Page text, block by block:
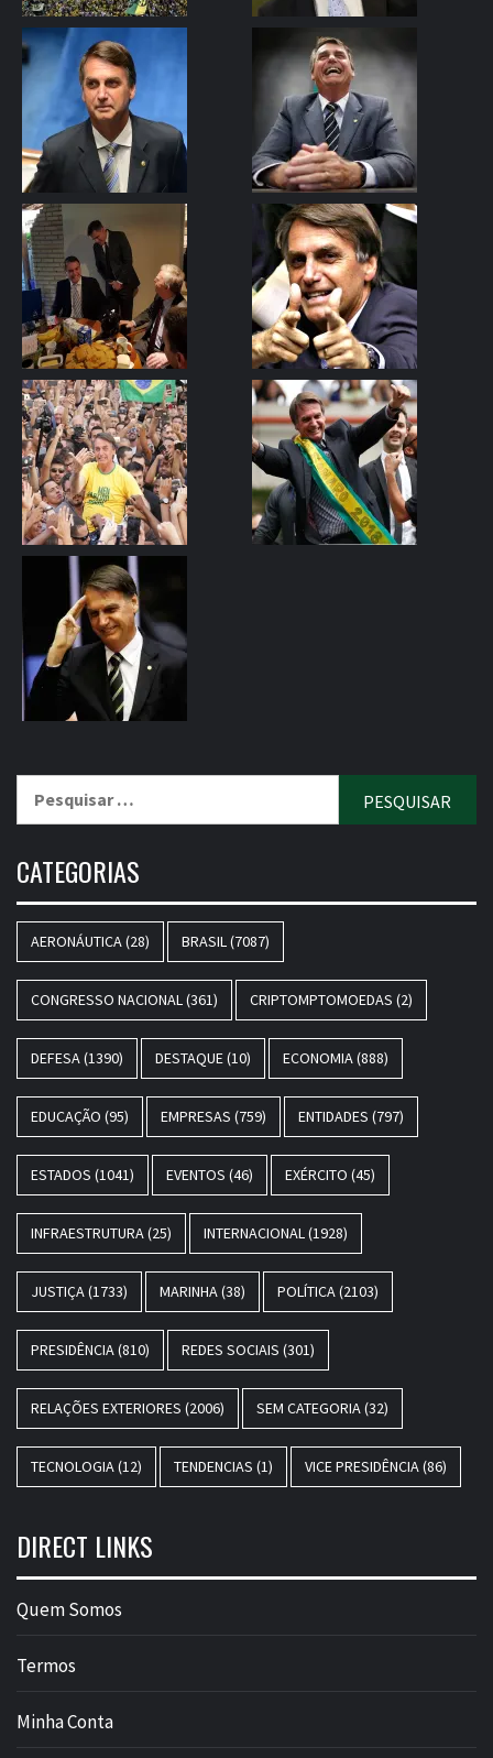
CATEGORIAS
AERONÁUTICA(28) BRASIL(7087)
CONGRESSO NACIONAL(361) CRIPTOMPTOMOEDAS (2)
DEFESA(1390) DESTAQUE(10) ECONOMIA(888)
EDUCAÇÃO (95) EMPRESAS (759) ENTIDADES (797)
ESTADOS (1041) EVENTOS (46) EXÉRCITO (45)
INFRAESTRUTURA(25) INTERNACIONAL(1928)
JUSTIÇA(1733) MARINHA(38) POLÍTICA(2103)
PRESIDÊNCIA(810) REDES SOCIAIS (301)
RELAÇÕES EXTERIORES (2006) SEM CATEGORIA(32)
TECNOLOGIA(12) TENDENCIAS (1) VICE PRESIDÊNCIA(86)
DIRECT LINKS
Quem Somos
Termos
Minha Conta